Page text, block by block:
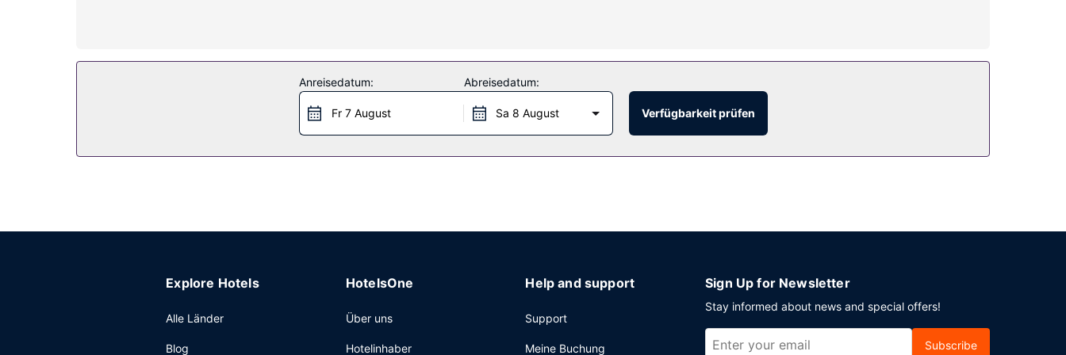
Country Inn & Suites by Radisson, Bismarck-Mandan bietet seinen Gästen ein Restaurant mit köstlichen Speisen. Frühstück ist gegen Gebühr erhältlich.
Anreisedatum:
Fr 7 August
Abreisedatum:
Sa 8 August Verfügbarkeit prüfen
Explore Hotels
Alle Länder
Blog
HotelsOne
Über uns
Hotelinhaber
Help and support
Support
Meine Buchung
Sign Up for Newsletter
Stay informed about news and special offers!
Subscribe